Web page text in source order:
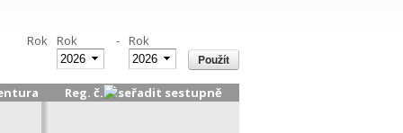
Rok Rok - Rok
Reg. č.